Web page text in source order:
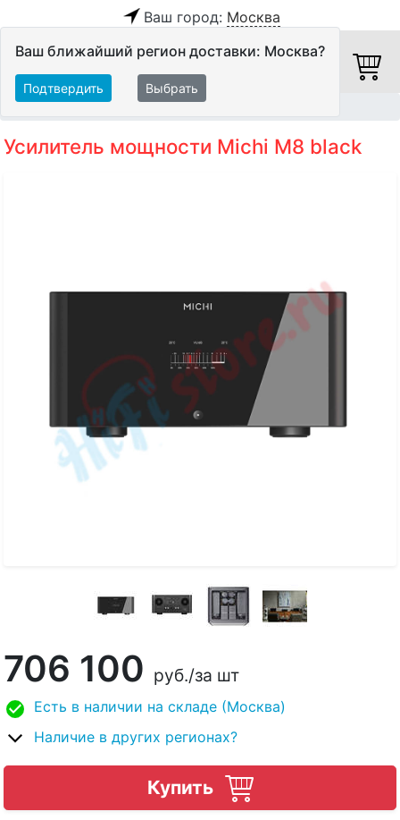
Ваш город: Москва
Ваш ближайший регион доставки: Москва?
Подтвердить Выбрать
Усилитель мощности Michi M8 black
706 100 руб./за шт
Есть в наличии на складе (Москва)
Наличие в других регионах?
Купить